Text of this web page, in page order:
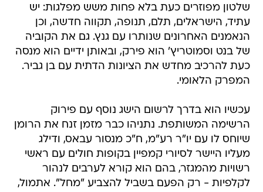
שלטון מפוזרים כעת בלא פחות משש מפלגות: יש
עתיד, הישראלים, תלם, תנופה, תקווה חדשה, וכן
הנאמנים האחרונים שנותרו עם גנץ. גם את הקוביה
של בנט וסמוטריץ' הוא פירק, ובאותן ידיים הוא מנסה
כעת להרכיב מחדש את הציונות הדתית עם בן גביר.
המפרק הלאומי.
עכשיו הוא בדרך לרשום הישג נוסף עם פירוק
הרשימה המשותפת. נתניהו כבר מזמן זנח את הרומן
שיוחס לו עם יו"ר רע"מ, ח"כ מנסור עבאס, ודילג
מעליו היישר לסיורי קמפיין בקופות חולים עם ראשי
רשויות מהמגזר, בהם הוא קורא לערבים לנהור
לקלפיות - רק הפעם בשביל להצביע "מחל". אתמול,